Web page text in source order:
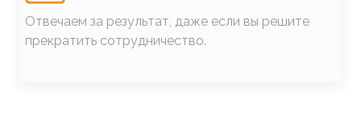
Отвечаем за результат, даже если вы решите
прекратить сотрудничество.